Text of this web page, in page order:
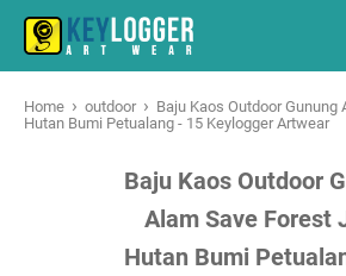
Home › outdoor › Baju Kaos Outdoor Gunung
Hutan Bumi Petualang - 15 Keylogger Artwear
Baju Kaos Outdoor
Alam Save Forest
Hutan Bumi